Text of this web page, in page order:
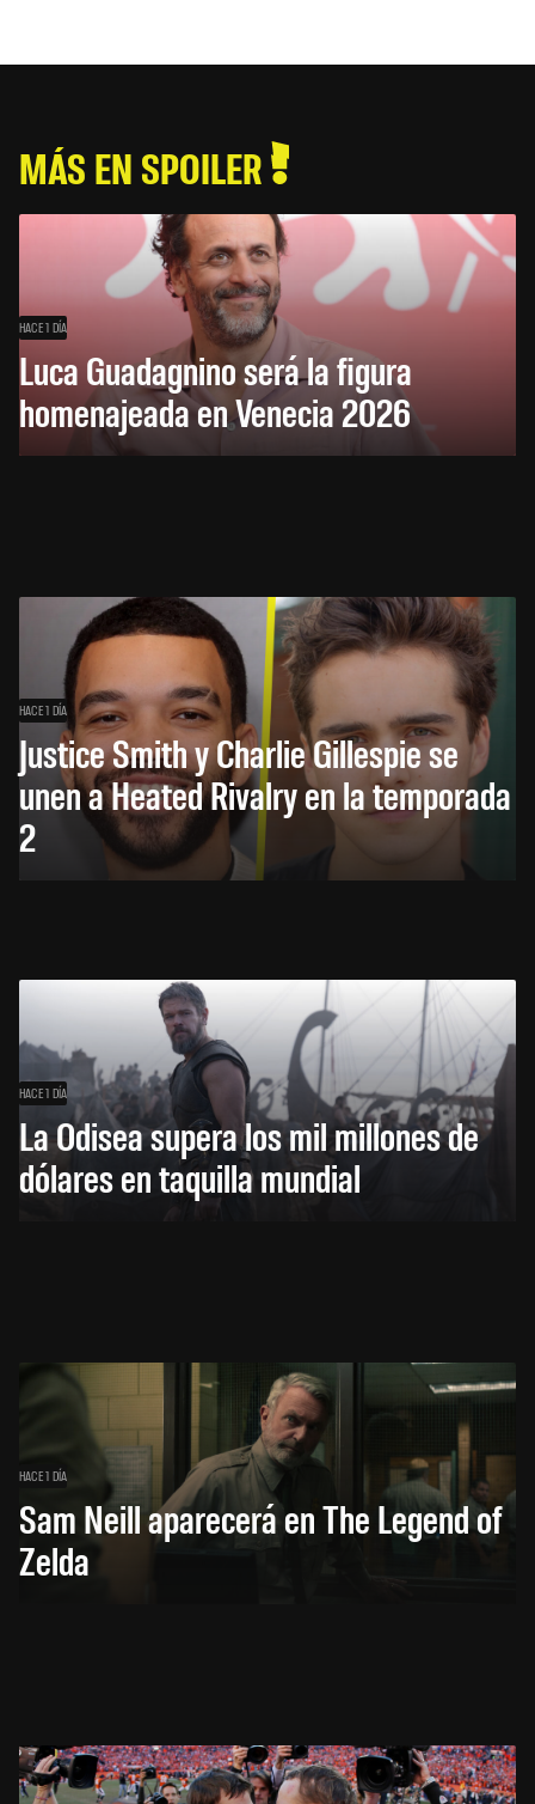
MÁS EN SPOILER
HACE 1 DÍA
Luca Guadagnino será la figura
homenajeada en Venecia 2026
HACE 1 DÍA
Justice Smith y Charlie Gillespie se
unen a Heated Rivalry en la temporada
2
HACE 1 DÍA
La Odisea supera los mil millones de
dólares en taquilla mundial
HACE 1 DÍA
Sam Neill aparecerá en The Legend of
Zelda